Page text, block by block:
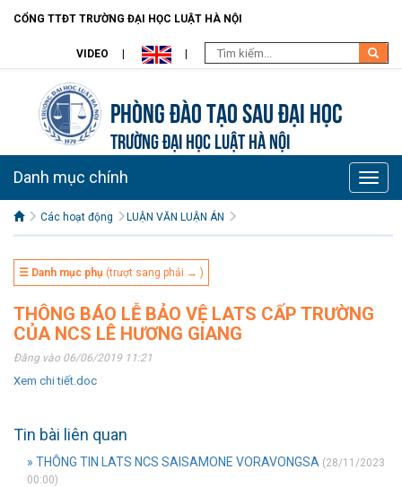
CỔNG TTĐT TRƯỜNG ĐẠI HỌC LUẬT HÀ NỘI
VIDEO
Phòng Đào tạo Sau đại học
TRƯỜNG ĐẠI HỌC LUẬT HÀ NỘI
Toggle
Danh mục chính
Các hoạt động LUẬN VĂN LUẬN ÁN
☰ Danh mục phụ (trượt sang phải → )
THÔNG BÁO LỄ BẢO VỆ LATS CẤP TRƯỜNG
CỦA NCS LÊ HƯƠNG GIANG
Đăng vào 06/06/2019 11:21
Xem chi tiết.doc
Tin bài liên quan
» THÔNG TIN LATS NCS SAISAMONE VORAVONGSA (28/11/2023
00:00)